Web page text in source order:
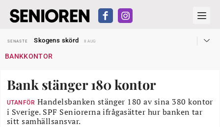
SENASTE
Skogens skörd
8 AUG
SENASTE
Reform för äldre kan bli slag i luften
SENASTE
Snart kan telefonförsäljning förbjudas i Sverige
SENASTE
Hyror rusar ifrån äldres bostadstillägg
28 JUL
SENASTE
Skogens skörd
BANKKONTOR
Bank stänger 180 kontor
UTANFÖR Handelsbanken stänger 180 av sina 380 kontor
i Sverige. SPF Seniorerna ifrågasätter hur banken tar
sitt samhällsansvar.